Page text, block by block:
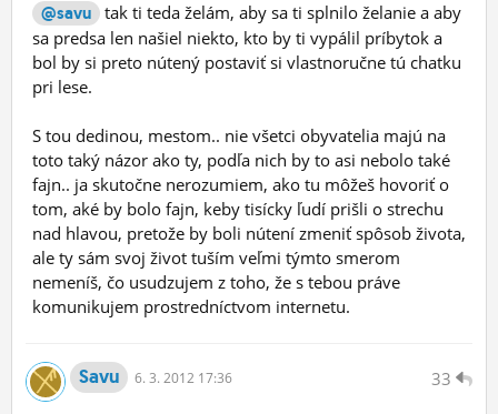
@savu tak ti teda želám, aby sa ti splnilo želanie a aby
sa predsa len našiel niekto, kto by ti vypálil príbytok a
bol by si preto nútený postaviť si vlastnoručne tú chatku
pri lese.
S tou dedinou, mestom.. nie všetci obyvatelia majú na
toto taký názor ako ty, podľa nich by to asi nebolo také
fajn.. ja skutočne nerozumiem, ako tu môžeš hovoriť o
tom, aké by bolo fajn, keby tisícky ľudí prišli o strechu
nad hlavou, pretože by boli nútení zmeniť spôsob života,
ale ty sám svoj život tuším veľmi týmto smerom
nemeníš, čo usudzujem z toho, že s tebou práve
komunikujem prostredníctvom internetu.
33
Savu 6. 3. 2012 17:36